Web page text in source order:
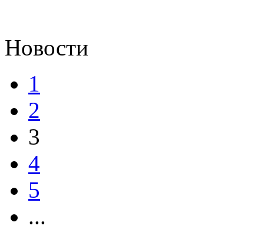
Новости
1
2
3
4
5
...